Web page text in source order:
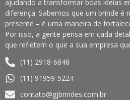
ajudando a transformar boas ideias
diferença. Sabemos que um brinde é
presente – é uma maneira de
Por isso, a gente pensa em cada
que refletem o que a sua empresa
(11) 2918-6848
(11) 91959-5224
contato@gjbrindes.com.br